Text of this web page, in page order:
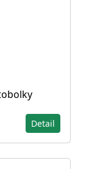
Detail